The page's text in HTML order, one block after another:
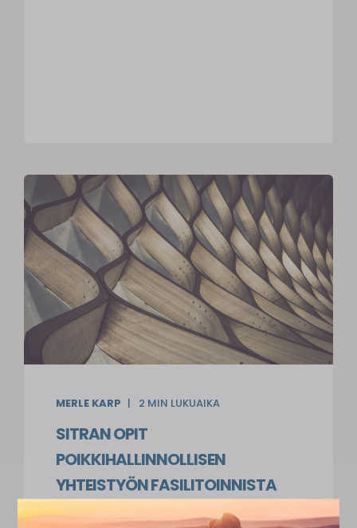
MERLE KARP 2 MIN LUKUAIKA
SITRAN OPIT
POIKKIHALLINNOLLISEN
YHTEISTYÖN FASILITOINNISTA
Sitra toteutti neljä erilaista Siilonmurtajat-